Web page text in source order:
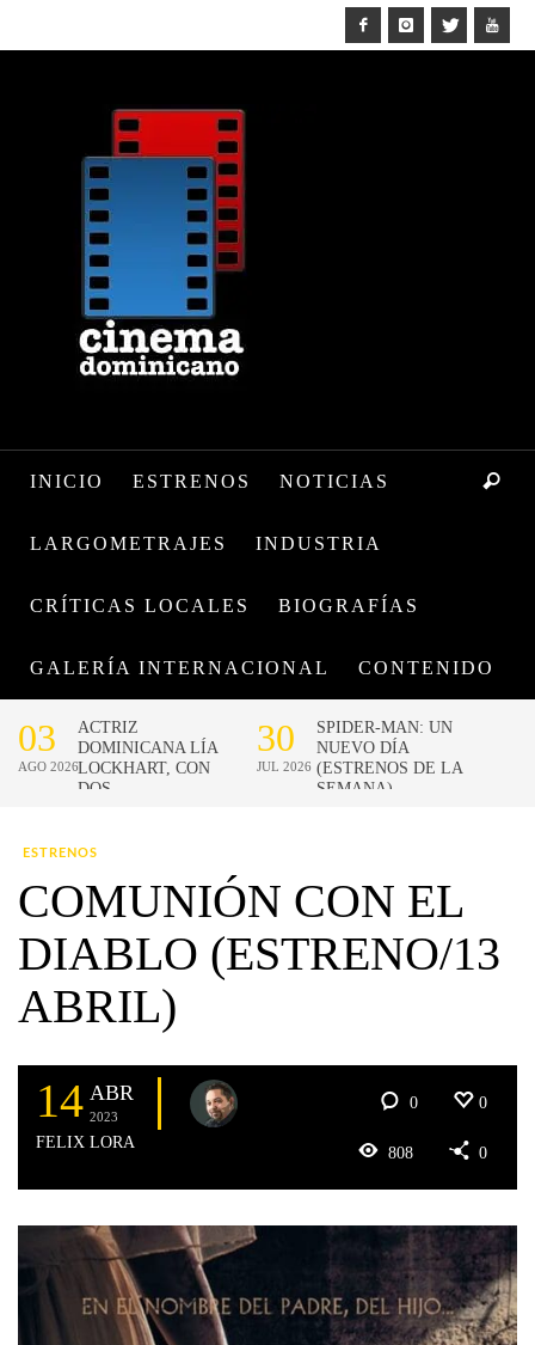
INICIO ESTRENOS NOTICIAS
LARGOMETRAJES INDUSTRIA
CRÍTICAS LOCALES BIOGRAFÍAS
GALERÍA INTERNACIONAL CONTENIDO
ESTRENOS
COMUNIÓN CON EL
DIABLO (ESTRENO/13
ABRIL)
14 ABR
2023
FELIX LORA
0 0
808 0